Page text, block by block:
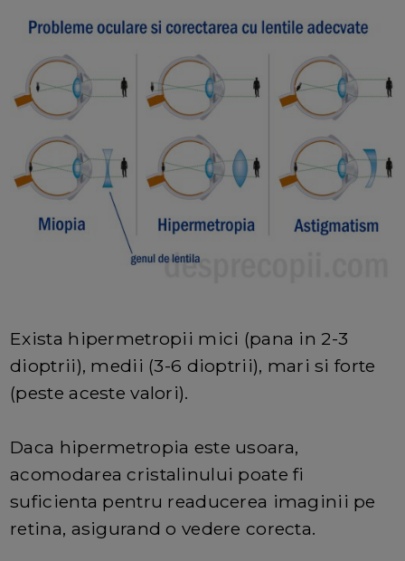
Exista hipermetropii mici (pana in 2-3
dioptrii), medii (3-6 dioptrii), mari si forte
(peste aceste valori).
Daca hipermetropia este usoara,
acomodarea cristalinului poate fi
suficienta pentru readucerea imaginii pe
retina, asigurand o vedere corecta.